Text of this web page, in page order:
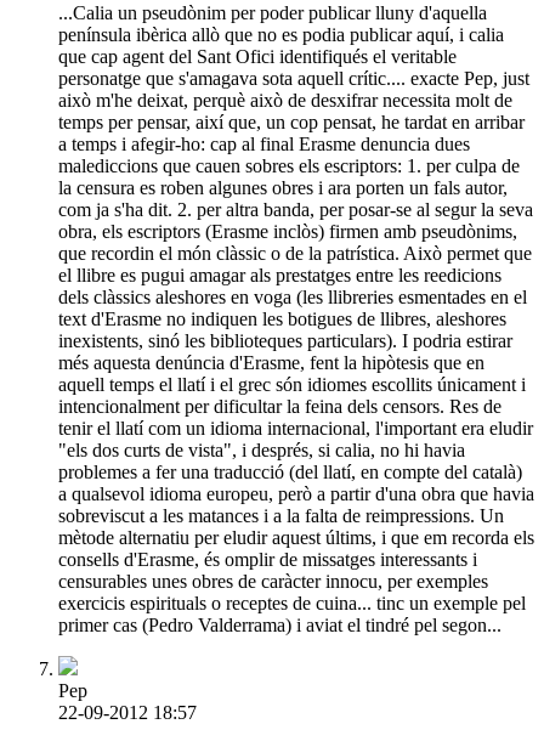
...Calia un pseudònim per poder publicar lluny d'aquella
península ibèrica allò que no es podia publicar aquí, i calia
que cap agent del Sant Ofici identifiqués el veritable
personatge que s'amagava sota aquell crític.... exacte Pep, just
això m'he deixat, perquè això de desxifrar necessita molt de
temps per pensar, així que, un cop pensat, he tardat en arribar
a temps i afegir-ho: cap al final Erasme denuncia dues
malediccions que cauen sobres els escriptors: 1. per culpa de
la censura es roben algunes obres i ara porten un fals autor,
com ja s'ha dit. 2. per altra banda, per posar-se al segur la seva
obra, els escriptors (Erasme inclòs) firmen amb pseudònims,
que recordin el món clàssic o de la patrística. Això permet que
el llibre es pugui amagar als prestatges entre les reedicions
dels clàssics aleshores en voga (les llibreries esmentades en el
text d'Erasme no indiquen les botigues de llibres, aleshores
inexistents, sinó les biblioteques particulars). I podria estirar
més aquesta denúncia d'Erasme, fent la hipòtesis que en
aquell temps el llatí i el grec són idiomes escollits únicament i
intencionalment per dificultar la feina dels censors. Res de
tenir el llatí com un idioma internacional, l'important era eludir
"els dos curts de vista", i després, si calia, no hi havia
problemes a fer una traducció (del llatí, en compte del català)
a qualsevol idioma europeu, però a partir d'una obra que havia
sobreviscut a les matances i a la falta de reimpressions. Un
mètode alternatiu per eludir aquest últims, i que em recorda els
consells d'Erasme, és omplir de missatges interessants i
censurables unes obres de caràcter innocu, per exemples
exercicis espirituals o receptes de cuina... tinc un exemple pel
primer cas (Pedro Valderrama) i aviat el tindré pel segon...
Pep
22-09-2012 18:57